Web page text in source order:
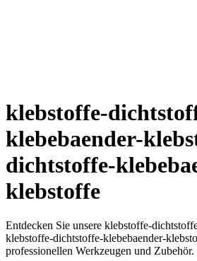
klebstoffe-
klebebaender-
dichtstoffe-
klebstoffe
Entdecken Sie unsere klebstoffe-
klebstoffe-dichtstoffe-klebebaender-
professionellen Werkzeugen und Zubehör.